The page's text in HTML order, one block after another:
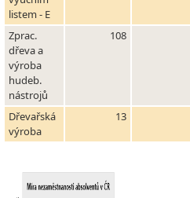
listem - E
Zprac.
dřeva a
výroba
hudeb.
nástrojů
108
Dřevařská
výroba
13